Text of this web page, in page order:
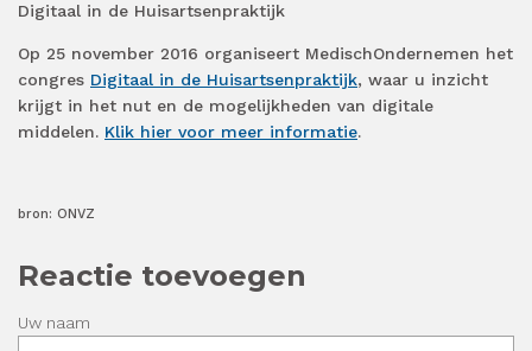
Digitaal in de Huisartsenpraktijk
Op 25 november 2016 organiseert MedischOndernemen het
congres Digitaal in de Huisartsenpraktijk, waar u inzicht
krijgt in het nut en de mogelijkheden van digitale
middelen. Klik hier voor meer informatie.
bron: ONVZ
Reactie toevoegen
Uw naam